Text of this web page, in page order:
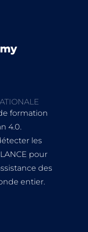
formation
4.0.
les
pour
des
entier.